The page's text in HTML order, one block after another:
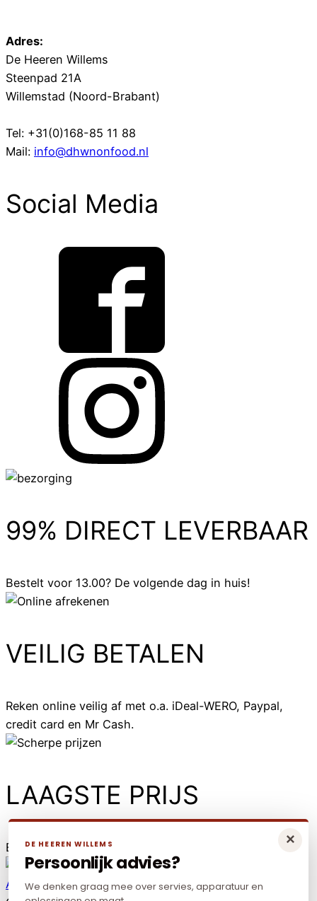
Adres:
De Heeren Willems
Steenpad 21A
Willemstad (Noord-Brabant)
Tel: +31(0)168-85 11 88
Mail: info@dhwnonfood.nl
Social Media
99% DIRECT LEVERBAAR
Bestelt voor 13.00? De volgende dag in huis!
VEILIG BETALEN
Reken online veilig af met o.a. iDeal-WERO, Paypal,
credit card en Mr Cash.
LAAGSTE PRIJS
Elders goedkoper? Neem dan contact met ons op.
Algemene voorwaarden |Privacy policy|Cookies
×
DE HEEREN WILLEMS
Persoonlijk advies?
We denken graag mee over servies, apparatuur en